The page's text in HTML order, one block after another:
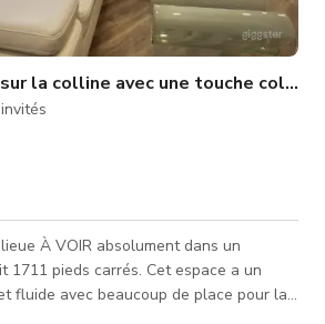
la colline avec une touche colorée
invités
À VOIR absolument dans un
1711 pieds carrés. Cet espace a un
fluide avec beaucoup de place pour la